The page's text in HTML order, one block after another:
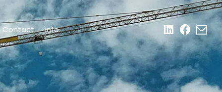
Contact Info